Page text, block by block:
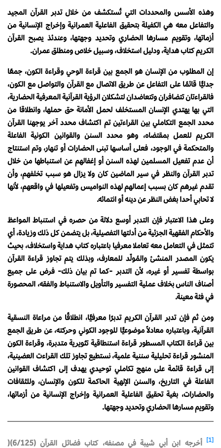
وهذه الأسس والمحددات التي تُستكشف من خلال تدبر القرآن المجيد
والتفاعل معه هي الكفيلة بتحقيق الفاعلية العمرانية وإخراج الإنسانية من
أزماتها، وتقويم مسارها الحضاري وتحديد وجهتها، وعندئذ يصبح القرآن
الكريم كتاب هداية، ودليل استخلاف، وسبيل خلاص ومنطلق عمران.
إن المطلوب من الإنسان هو الجمع بين قراءة الوحي وقراءة الكون، جمعًا
جدليًّا قائمًا على التفاعل عن طريق الاتصال مع القرآن والتواصل مع الكون،
فالقراءتان تتضافران وتتعاضدان لتشكلان الرؤية القرآنية المعرفية الحضارية،
التي بها يهتدي الإنسان المستخلف لحمل الأمانة حق حملها، وانطلاقا من
محدد الجمع التكاملي بين القراءتين تم اكتشاف محدد آخر يوجهنا القرآن
الكريم للعمل بمقتضاه، وهو محدد السنن والقوانين الكونية الفاعلة
والمتحكمة في الوجود، فعلى أساسها تبنى الحضارات أو تنهار، وتم استنتاج
أن عدم تفعيل المسلمين لهذه السنن أو إغفالهم عن استنباطها من خلال
تدبر القرآن والنظر في سير الماضين كان ولا يزال هو سبب تخلفهم، وأن
تقدم غيرهم كان بسبب إعمالهم لهذه النواميس وتفعيلها في واقعهم، لأنها
لا تحابي أحدا بغض النظر عن دينه أو انتمائه.
وعلى هذا الاعتبار فإن التدبر أوسع دلالة من حصره في استنباط المواعظ
والأحكام الفقهية الجزئية من أدلتها التفصيلية، بل يتضمن كل ذلك وزيادة، أي
تتمثل في التعامل معه تعاملا معرفيا باعتباره كتاب هداية واستخلاف، بحيث
يكون المصدر المنشئ والمُولّد للمعارف، وبذلك يتم تجاوز قراءة القرآن
بواسطة تفسير أو غيره، لأن التدبر -كما تم بيان ذلك- فرض على جميع
أصناف الناس بخلاف عملية التفسير والتأويل والاستنباط والفقه، المحصورة
في فئة معينة.
ومن ثم فإن تدبر القرآن الكريم تدبرًا معرفيًّا، انطلاقًا من مراعاة النسقية
القرآنية، وباعتباره معادلاً موضوعيًّا للوجود الكوني وحركته، عن طريق الجمع
بين قراءة الكتاب المسطور قراءة استنطاقية تثويرية متدبرة، وقراءة الكون
المنشور قراءة تحليلية سننية علمية، نستطيع تجاوز تلك القراءت العضينية،
إلى قراءة قائمة على منهج تكاملي توحيدي يهدف إلى اكتشاف القوانين
الفاعلة في التاريخ، والسنن الإلهية الحاكمة للكون والإنسان، وللثقافات
والحضارات، بغية تحقيق الفاعلية العمرانية وإخراج الإنسانية من أزماتها،
وتقويم مسارها الحضاري وتحديد وجهتها.
[1]
أخرجه ابن أبي شيبة في مصنفه، كتاب فضائل القرآن (6/125)(